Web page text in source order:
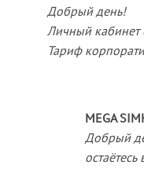
Добрый день!
Личный кабинет
Тариф
MEGA
Добрый